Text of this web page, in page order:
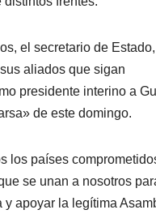
el secretario de
aliados que sigan
presidente interino a
de este domingo.
los países
se unan a nosotros
y apoyar la legítima